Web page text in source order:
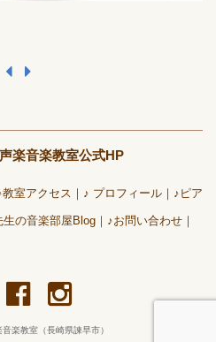
楽音楽教室公式HP
教室アクセス ♪ プロフィール ♪ピア
生の音楽部屋Blog ♪お問い合わせ
音楽教室（長崎県諫早市）